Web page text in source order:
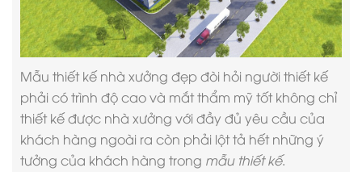
Mẫu thiết kế nhà xưởng đẹp đòi hỏi người thiết kế
phải có trình độ cao và mắt thẩm mỹ tốt không chỉ
thiết kế được nhà xưởng với đầy đủ yêu cầu của
khách hàng ngoài ra còn phải lột tả hết những ý
tưởng của khách hàng trong mẫu thiết kế.